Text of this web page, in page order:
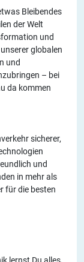
Bleibendes
der Welt
und
globalen
und
– bei
da kommen
sicherer,
und
in mehr als
für die besten
lernst Du alles,